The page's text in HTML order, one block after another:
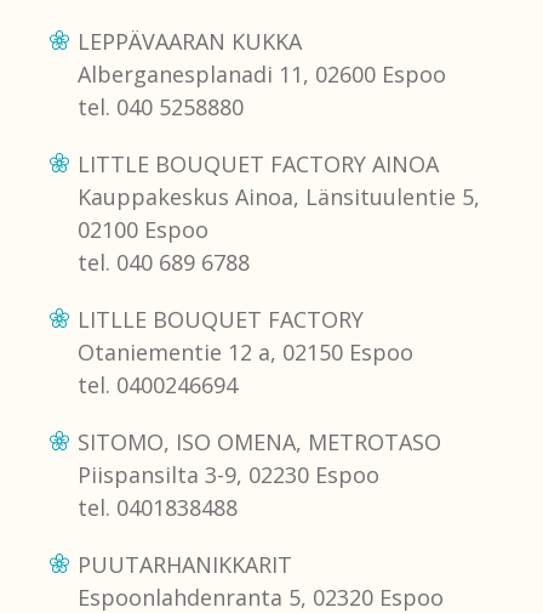
LEPPÄVAARAN KUKKA
Alberganesplanadi 11, 02600 Espoo
tel. 040 5258880
LITTLE BOUQUET FACTORY AINOA
Kauppakeskus Ainoa, Länsituulentie 5,
02100 Espoo
tel. 040 689 6788
LITLLE BOUQUET FACTORY
Otaniementie 12 a, 02150 Espoo
tel. 0400246694
SITOMO, ISO OMENA, METROTASO
Piispansilta 3-9, 02230 Espoo
tel. 0401838488
PUUTARHANIKKARIT
Espoonlahdenranta 5, 02320 Espoo